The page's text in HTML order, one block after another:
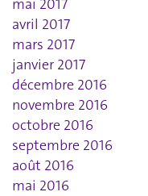
mai 2017
avril 2017
mars 2017
janvier 2017
décembre 2016
novembre 2016
octobre 2016
septembre 2016
août 2016
mai 2016